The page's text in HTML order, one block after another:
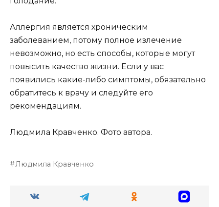
Аллергия является хроническим
заболеванием, потому полное излечение
невозможно, но есть способы, которые могут
повысить качество жизни. Если у вас
появились какие-либо симптомы, обязательно
обратитесь к врачу и следуйте его
рекомендациям.
Людмила Кравченко. Фото автора.
Людмила Кравченко